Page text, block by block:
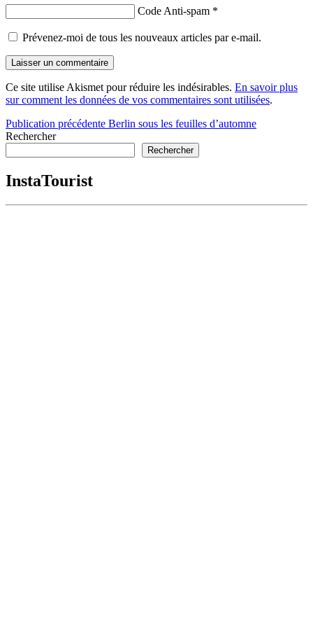
Code Anti-spam *
Prévenez-moi de tous les nouveaux articles par e-mail.
Ce site utilise Akismet pour réduire les indésirables. En savoir plus
sur comment les données de vos commentaires sont utilisées.
Navigation
de
Publication précédente Berlin sous les feuilles d’automne
Rechercher
Rechercher
InstaTourist